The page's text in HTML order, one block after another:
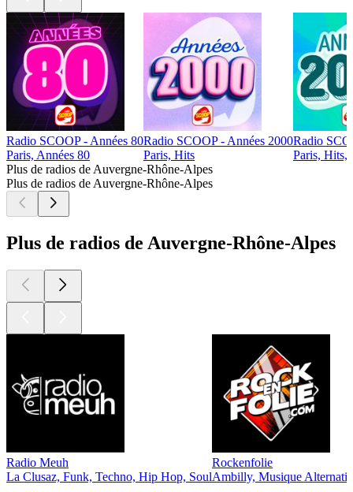
Radio SCOOP - Années 80
Paris, Années 80
Radio SCOOP - Années 2000
Paris, Hits
Radio
Paris, Hits,
Plus de radios de Auvergne-Rhône-Alpes
Plus de radios de Auvergne-Rhône-Alpes
Plus de radios de Auvergne-Rhône-Alpes
Radio Meuh
La Clusaz, Funk, Techno, Hip Hop, Soul
Rockenfolie
Ambilly, Musique